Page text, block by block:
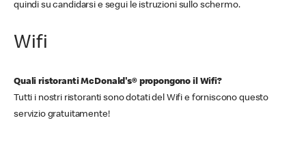
quindi su candidarsi e segui le istruzioni sullo schermo.
Wifi
Quali ristoranti McDonald's® propongono il Wifi?
Tutti i nostri ristoranti sono dotati del Wifi e forniscono questo
servizio gratuitamente!